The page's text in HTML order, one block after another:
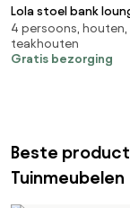
Lola stoel bank
delig latte zand
4 persoons, houten,
teakhouten
Gratis bezorging
Beste
Tuinmeubelen